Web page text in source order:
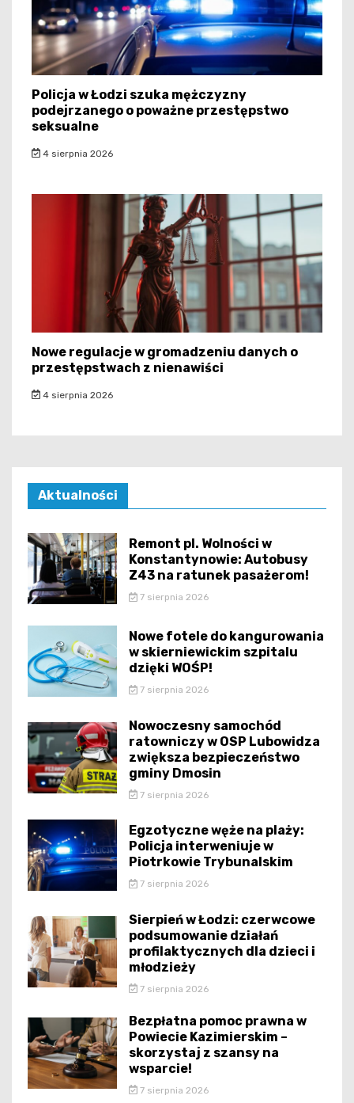
Policja w Łodzi szuka mężczyzny
podejrzanego o poważne przestępstwo
seksualne
4 sierpnia 2026
Nowe regulacje w gromadzeniu danych o
przestępstwach z nienawiści
4 sierpnia 2026
Aktualności
Remont pl. Wolności w
Konstantynowie: Autobusy
Z43 na ratunek pasażerom!
7 sierpnia 2026
Nowe fotele do kangurowania
w skierniewickim szpitalu
dzięki WOŚP!
7 sierpnia 2026
Nowoczesny samochód
ratowniczy w OSP Lubowidza
zwiększa bezpieczeństwo
gminy Dmosin
7 sierpnia 2026
Egzotyczne węże na plaży:
Policja interweniuje w
Piotrkowie Trybunalskim
7 sierpnia 2026
Sierpień w Łodzi: czerwcowe
podsumowanie działań
profilaktycznych dla dzieci i
młodzieży
7 sierpnia 2026
Bezpłatna pomoc prawna w
Powiecie Kazimierskim –
skorzystaj z szansy na
wsparcie!
7 sierpnia 2026